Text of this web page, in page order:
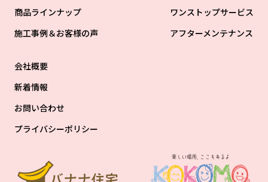
商品ラインナップ
施工事例＆お客様の声
ワンストップサービス
アフターメンテナンス
会社概要
新着情報
お問い合わせ
プライバシーポリシー